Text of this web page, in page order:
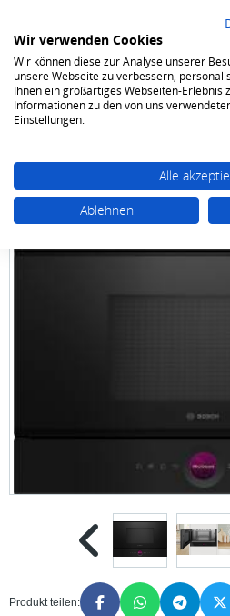
Kochen & Backen Einbaumikrowellen
BEL 7321 B1 schwarz
Produkt teilen:
Wir verwenden Cookies
Wir können diese zur Analyse unserer
unsere Webseite zu verbessern,
Ihnen ein großartiges Webseiten-Erlebnis
Informationen zu den von uns
Einstellungen.
Alle
Ablehnen